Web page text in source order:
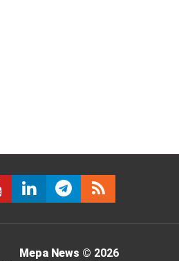
Mepa News © 2026